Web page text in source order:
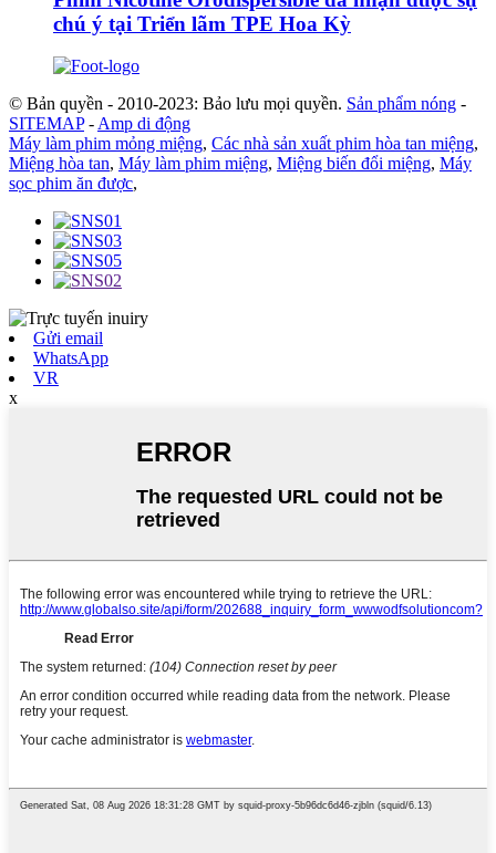
chú ý tại Triển lãm TPE Hoa Kỳ
© Bản quyền - 2010-2023: Bảo lưu mọi quyền. Sản phẩm nóng -
SITEMAP-Amp di động
Máy làm phim mỏng miệng, Các nhà sản xuất phim hòa tan miệng,
Miệng hòa tan, Máy làm phim miệng, Miệng biến đổi miệng, Máy
sọc phim ăn được,
Gửi email
WhatsApp
VR
x